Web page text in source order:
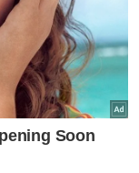
berbeza